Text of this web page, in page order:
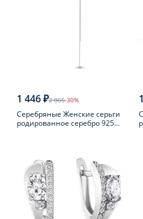
1 446 ₽2 066-30%
Серебряные Женские серьги
родированное серебро 925